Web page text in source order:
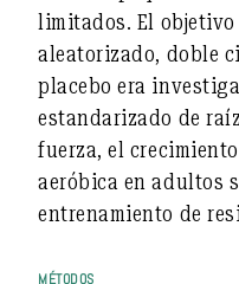
limitados. El objetivo
aleatorizado, doble
placebo era
estandarizado de
fuerza, el
aeróbica en adultos
entrenamiento de
MÉTODOS